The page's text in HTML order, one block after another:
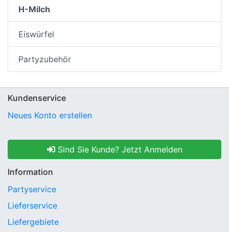
H-Milch
Eiswürfel
Partyzubehör
Kundenservice
Neues Konto erstellen
Sind Sie Kunde? Jetzt Anmelden
Information
Partyservice
Lieferservice
Liefergebiete